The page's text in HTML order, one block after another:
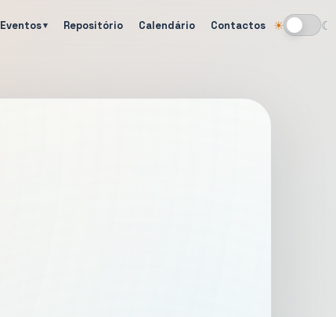
Eventos Repositório Calendário Contactos ☀ ☾
Alternar tema